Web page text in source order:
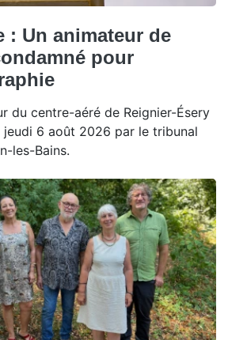
: Un animateur de
pour
du centre-aéré de Reignier-Ésery
jeudi 6 août 2026 par le tribunal
les-Bains.